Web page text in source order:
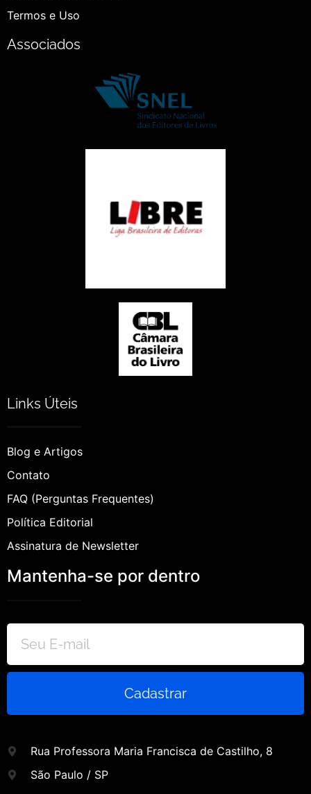
Termos e Uso
Associados
Links Úteis
Blog e Artigos
Contato
FAQ (Perguntas Frequentes)
Política Editorial
Assinatura de Newsletter
Mantenha-se por dentro
Cadastrar
Rua Professora Maria Francisca de Castilho, 8
São Paulo / SP